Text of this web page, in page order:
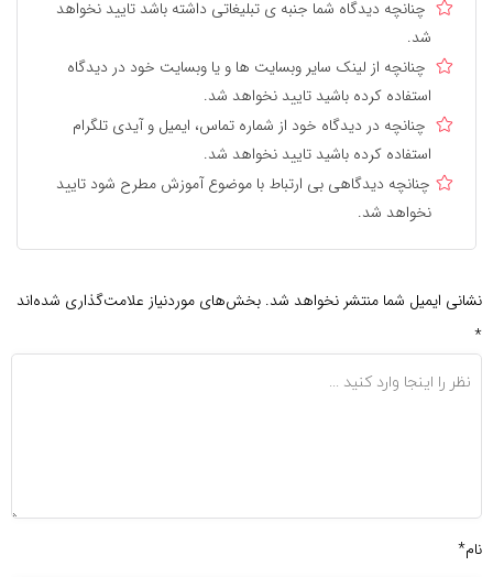
چنانچه دیدگاه شما جنبه ی تبلیغاتی داشته باشد تایید نخواهد
شد.
چنانچه از لینک سایر وبسایت ها و یا وبسایت خود در دیدگاه
استفاده کرده باشید تایید نخواهد شد.
چنانچه در دیدگاه خود از شماره تماس، ایمیل و آیدی تلگرام
استفاده کرده باشید تایید نخواهد شد.
چنانچه دیدگاهی بی ارتباط با موضوع آموزش مطرح شود تایید
نخواهد شد.
نشانی ایمیل شما منتشر نخواهد شد. بخش‌های موردنیاز علامت‌گذاری شده‌اند
*
نام*